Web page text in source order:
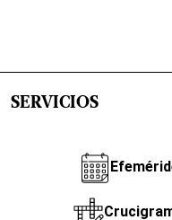
SERVICIOS